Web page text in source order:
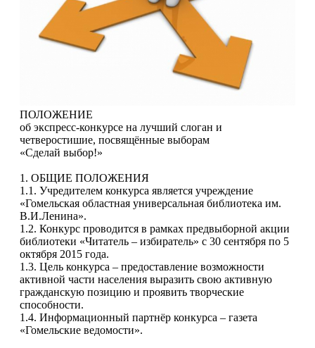
ПОЛОЖЕНИЕ
об экспресс-конкурсе на лучший слоган и
четверостишие, посвящённые выборам
«Сделай выбор!»
1. ОБЩИЕ ПОЛОЖЕНИЯ
1.1. Учредителем конкурса является учреждение
«Гомельская областная универсальная библиотека им.
В.И.Ленина».
1.2. Конкурс проводится в рамках предвыборной акции
библиотеки «Читатель – избиратель» с 30 сентября по 5
октября 2015 года.
1.3. Цель конкурса – предоставление возможности
активной части населения выразить свою активную
гражданскую позицию и проявить творческие
способности.
1.4. Информационный партнёр конкурса – газета
«Гомельские ведомости».